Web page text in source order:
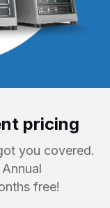
pricing
you covered.
free!